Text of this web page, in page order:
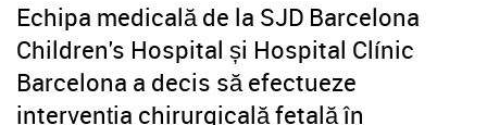
Echipa medicală de la SJD Barcelona
Children's Hospital și Hospital Clínic
Barcelona a decis să efectueze
intervenția chirurgicală fetală în